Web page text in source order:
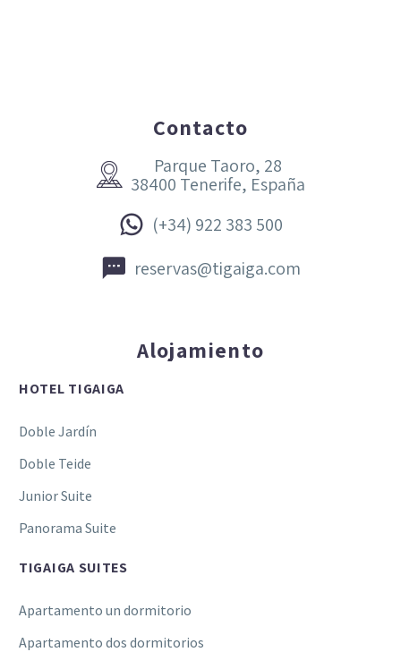
Contacto


Parque Taoro, 28
38400 Tenerife, España

 (+34) 922 383 500

 reservas@tigaiga.com
Alojamiento
HOTEL TIGAIGA
Doble Jardín
Doble Teide
Junior Suite
Panorama Suite
TIGAIGA SUITES
Apartamento un dormitorio
Apartamento dos dormitorios